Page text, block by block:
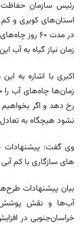
رئیس سازمان
استان‌های کویری و
در مدت ۶۰
زمان نیاز گیاه به آب
اکبری با اشاره به
زمان‌ها چاه‌های آب را
رخ دهد و اگر
نشود هیچگاه به
وی گفت: پیشنهادات
های سازگاری با کم آبی
بیان پیشنهادات
آب‌ها و نقش پوشش
خراسان‌جنوبی در